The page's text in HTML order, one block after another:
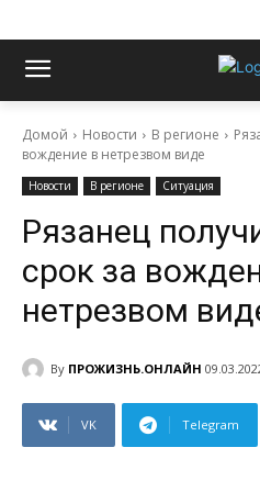
Домой Новости В регионе
вождение в нетрезвом виде
Новости В регионе Ситуация
Рязанец
срок за
нетрезвом
By ПРОЖИЗНЬ.ОНЛАЙН
VK Telegram